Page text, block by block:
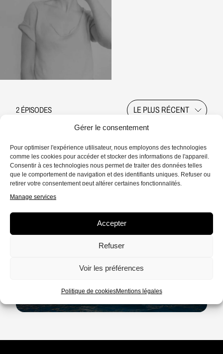
Gérer le consentement
Pour optimiser l'expérience utilisateur, nous employons des technologies
comme les cookies pour accéder et stocker des informations de l'appareil.
Consentir à ces technologies nous permet de traiter des données telles
que le comportement de navigation et des identifiants uniques. Refuser ou
retirer votre consentement peut altérer certaines fonctionnalités.
Manage services
Accepter
Refuser
Voir les préférences
Politique de cookiesMentions légales
2 ÉPISODES
L'amour perdu est un exil solitaire
se retrouve en exil d’une ville ou d’un être,
été le plus heureux ?
Confinement : comme un poisson dans
de ceux que j’aime. Toujours ailleurs,
toujours en mouvement. Jamais là quand il
ÉCOUTER